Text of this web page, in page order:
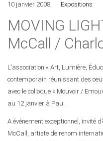
10 janvier 2008 Expositions
MOVING
McCall /
L’association « Art, Lumière,
contemporain réunissant des
avec le colloque « Mouvoir /
au 12 janvier à Pau.
A événement exceptionnel, invité
McCall, artiste de renom